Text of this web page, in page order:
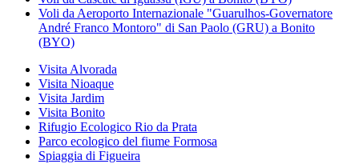
Voli da Aeroporto Internazionale "Guarulhos-Governatore
André Franco Montoro" di San Paolo (GRU) a Bonito
(BYO)
Visita Alvorada
Visita Nioaque
Visita Jardim
Visita Bonito
Rifugio Ecologico Rio da Prata
Parco ecologico del fiume Formosa
Spiaggia di Figueira